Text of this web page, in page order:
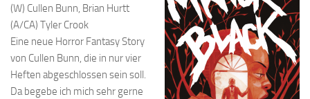
(W) Cullen Bunn, Brian Hurtt
(A/CA) Tyler Crook
Eine neue Horror Fantasy Story
von Cullen Bunn, die in nur vier
Heften abgeschlossen sein soll.
Da begebe ich mich sehr gerne